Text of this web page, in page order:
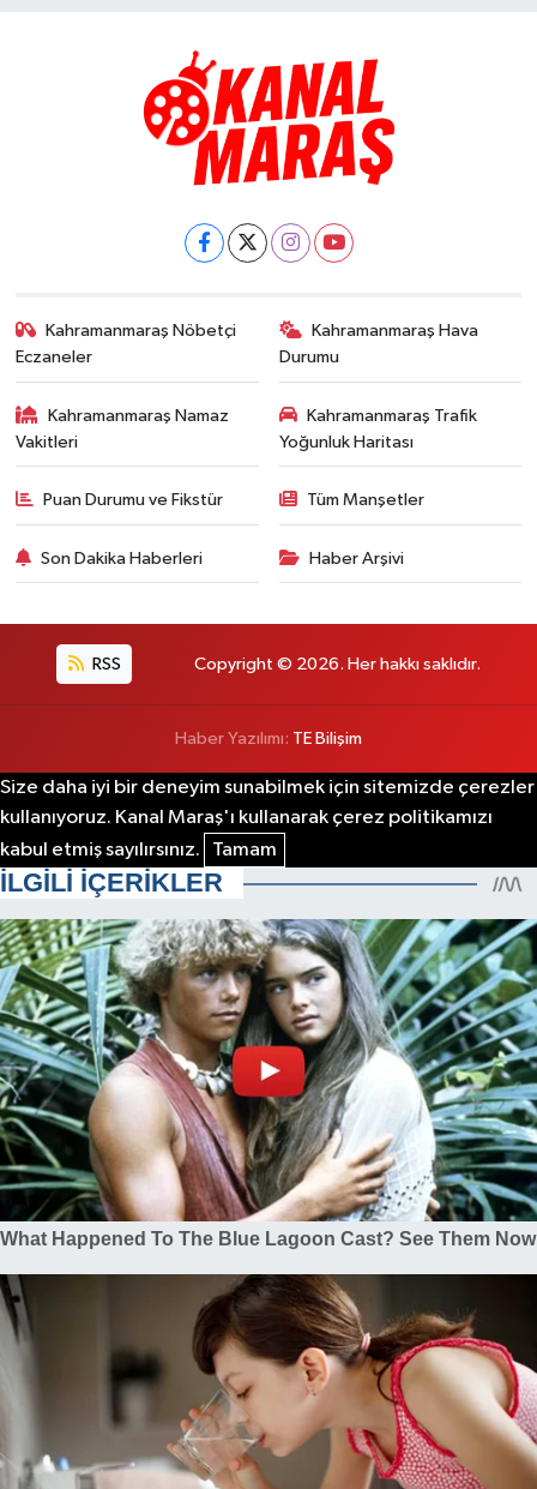
Kahramanmaraş Nöbetçi
Eczaneler
Kahramanmaraş Hava
Durumu
Kahramanmaraş Namaz
Vakitleri
Kahramanmaraş Trafik
Yoğunluk Haritası
Puan Durumu ve Fikstür Tüm Manşetler
Son Dakika Haberleri Haber Arşivi
RSS Copyright © 2026. Her hakkı saklıdır.
Haber Yazılımı: TE Bilişim
Size daha iyi bir deneyim sunabilmek için sitemizde çerezler
kullanıyoruz. Kanal Maraş'ı kullanarak çerez politikamızı
kabul etmiş sayılırsınız.
Tamam